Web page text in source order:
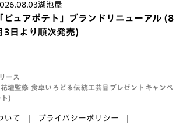
湖池屋
「ピュアポテト」ブランドリニューアル (8
3日より順次発売)
ース
花壇監修 食卓いろどる伝統工芸品プレゼントキャンペ
ト)
いて プライバシーポリシー